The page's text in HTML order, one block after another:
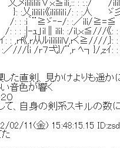
: :.:/ /
ｌｉ/: : :人 ゞ彡
: :／ili/≧=≦ : :
:/il,ｘ≦///《: : : :
く≧////,}: : : :
¨,r ﾍ┐}/,zｲ: : : : :
た直剣、見かけよりも遥か
色が響く
の剣系スキルの数によ
02/11(金) 15:48:15.15